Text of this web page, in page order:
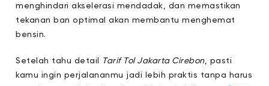
menghindari akselerasi mendadak, dan memastikan
tekanan ban optimal akan membantu menghemat
bensin.
Setelah tahu detail Tarif Tol Jakarta Cirebon, pasti
kamu ingin perjalananmu jadi lebih praktis tanpa harus